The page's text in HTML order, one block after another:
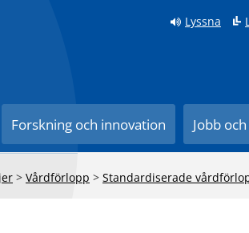
Lyssna
Forskning och innovation Jobb
> Vårdförlopp > Standardiserade